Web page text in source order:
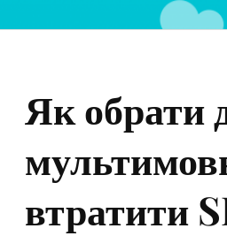
Як обрати
втратити